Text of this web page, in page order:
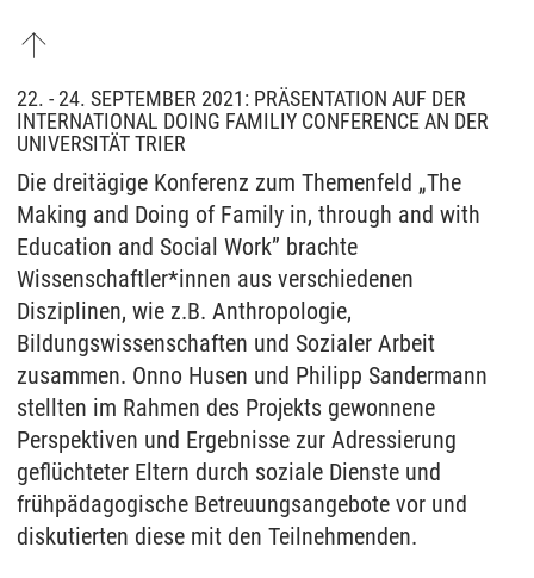
22. - 24. SEPTEMBER 2021: PRÄSENTATION AUF DER
INTERNATIONAL DOING FAMILIY CONFERENCE AN DER
UNIVERSITÄT TRIER
Die dreitägige Konferenz zum Themenfeld „The
Making and Doing of Family in, through and with
Education and Social Work” brachte
Wissenschaftler*innen aus verschiedenen
Disziplinen, wie z.B. Anthropologie,
Bildungswissenschaften und Sozialer Arbeit
zusammen. Onno Husen und Philipp Sandermann
stellten im Rahmen des Projekts gewonnene
Perspektiven und Ergebnisse zur Adressierung
geflüchteter Eltern durch soziale Dienste und
frühpädagogische Betreuungsangebote vor und
diskutierten diese mit den Teilnehmenden.